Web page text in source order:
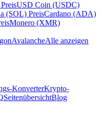
USD Coin (USDC)
(SOL) PreisCardano (ADA)
Monero (XMR)
AvalancheAlle anzeigen
KonverterKrypto-
SeitenübersichtBlog